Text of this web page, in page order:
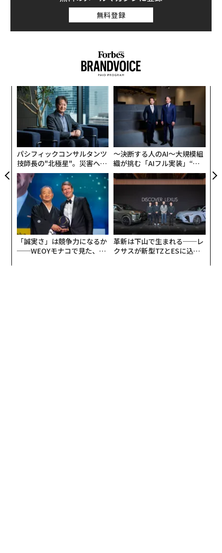
無料登録
パシフィックコンサルタンツ
技師長の"北極星"。災害への
無力感を乗り越え見つけた、
防災一筋20年の答え
〜決断する人のAI〜大規模組
織が挑む「AIフル実装」“使
う”企業から“動く”企業へ【N
TTドコモビジネス×PwC】
「誠実さ」は競争力になるか
──WEOYモナコで見た、く
革新は下山で生まれる──レ
クサスが新型TZとESに込め